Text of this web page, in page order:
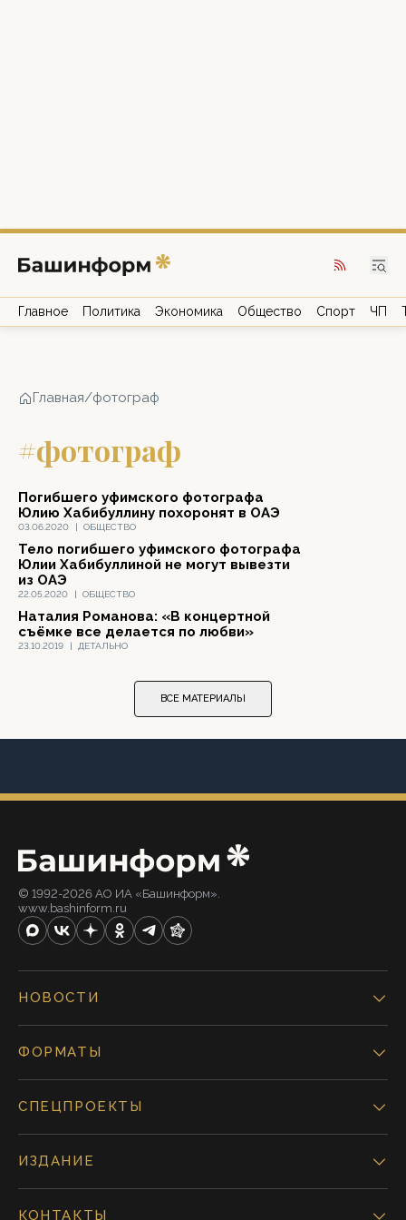
Главное Политика Экономика Общество Спорт ЧП
Главная/фотограф
#фотограф
03.06.2020 | ОБЩЕСТВО
Погибшего уфимского фотографа
Юлию Хабибуллину похоронят в ОАЭ
22.05.2020 | ОБЩЕСТВО
Тело погибшего уфимского фотографа
Юлии Хабибуллиной не могут вывезти
из ОАЭ
23.10.2019 | ДЕТАЛЬНО
Наталия Романова: «В концертной
съёмке все делается по любви»
ВСЕ МАТЕРИАЛЫ
© 1992-2026 АО ИА «Башинформ».
www.bashinform.ru
НОВОСТИ
ФОРМАТЫ
СПЕЦПРОЕКТЫ
ИЗДАНИЕ
КОНТАКТЫ